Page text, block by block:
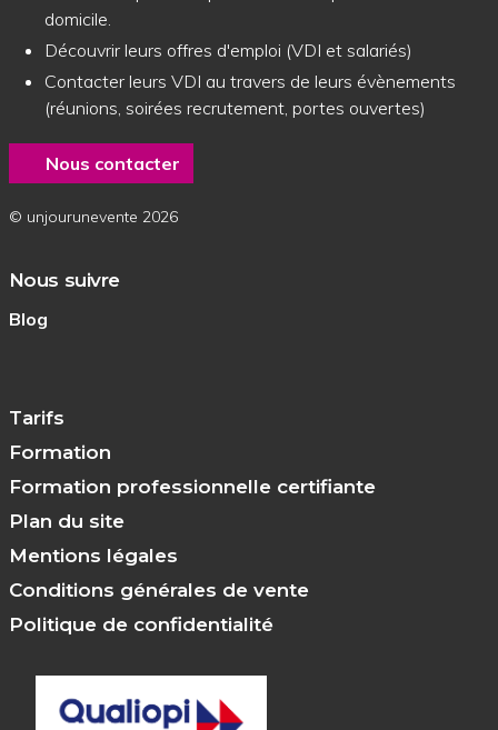
domicile.
Découvrir leurs offres d'emploi (VDI et salariés)
Contacter leurs VDI au travers de leurs évènements
(réunions, soirées recrutement, portes ouvertes)
Nous contacter
© unjourunevente 2026
Nous suivre
Blog
Tarifs
Formation
Formation professionnelle certifiante
Plan du site
Mentions légales
Conditions générales de vente
Politique de confidentialité